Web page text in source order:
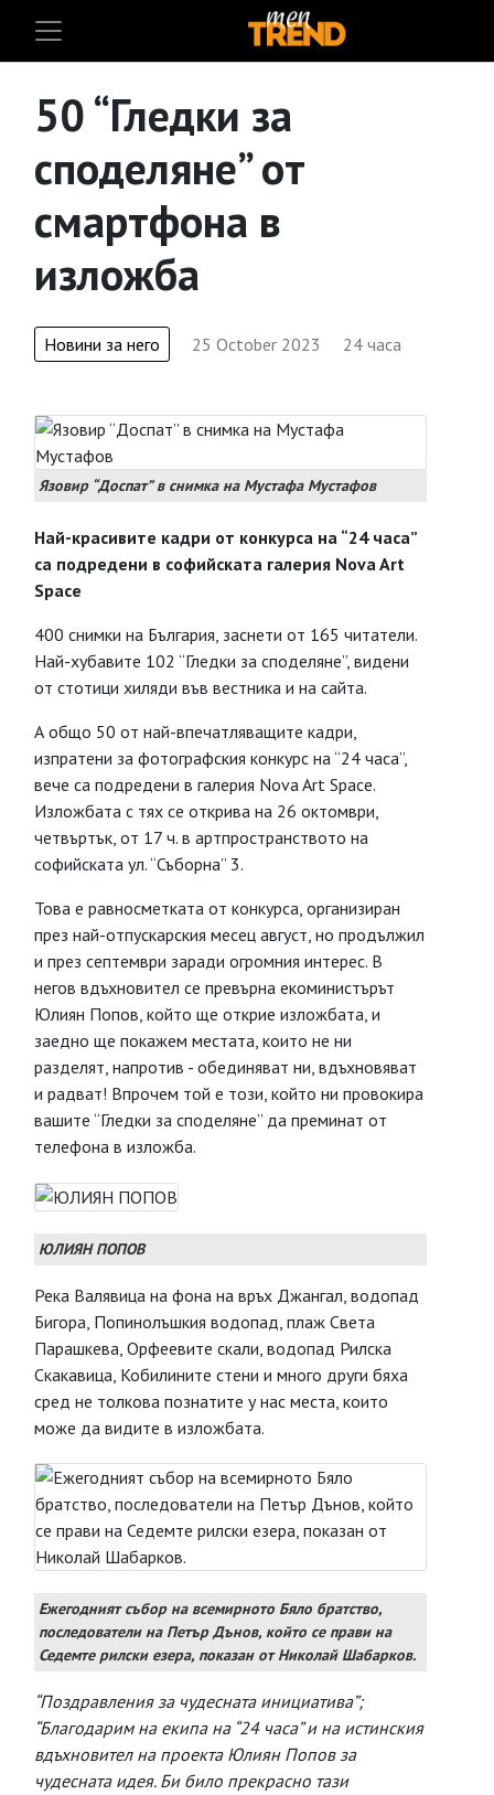
50 “Гледки за
споделяне” от
смартфона в
изложба
Новини за него 25 October 2023 24 часа
Язовир “Доспат” в снимка на Мустафа Мустафов
Най-красивите кадри от конкурса на “24 часа”
са подредени в софийската галерия Nova Art
Space
400 снимки на България, заснети от 165 читатели.
Най-хубавите 102 “Гледки за споделяне”, видени
от стотици хиляди във вестника и на сайта.
А общо 50 от най-впечатляващите кадри,
изпратени за фотографския конкурс на “24 часа”,
вече са подредени в галерия Nova Art Space.
Изложбата с тях се открива на 26 октомври,
четвъртък, от 17 ч. в артпространството на
софийската ул. “Съборна” 3.
Това е равносметката от конкурса, организиран
през най-отпускарския месец август, но продължил
и през септември заради огромния интерес. В
негов вдъхновител се превърна екоминистърът
Юлиян Попов, който ще открие изложбата, и
заедно ще покажем местата, които не ни
разделят, напротив - обединяват ни, вдъхновяват
и радват! Впрочем той е този, който ни провокира
вашите “Гледки за споделяне” да преминат от
телефона в изложба.
ЮЛИЯН ПОПОВ
Река Валявица на фона на връх Джангал, водопад
Бигора, Попинолъшкия водопад, плаж Света
Парашкева, Орфеевите скали, водопад Рилска
Скакавица, Кобилините стени и много други бяха
сред не толкова познатите у нас места, които
може да видите в изложбата.
Ежегодният събор на всемирното Бяло братство,
последователи на Петър Дънов, който се прави на
Седемте рилски езера, показан от Николай Шабарков.
“Поздравления за чудесната инициатива”;
“Благодарим на екипа на “24 часа” и на истинския
вдъхновител на проекта Юлиян Попов за
чудесната идея. Би било прекрасно тази